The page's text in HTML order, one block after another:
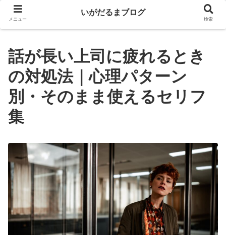
話が長い上司に疲れるとき
の対処法｜心理パターン
別・そのまま使えるセリフ
集
メニュー
いがだるまブログ
検索